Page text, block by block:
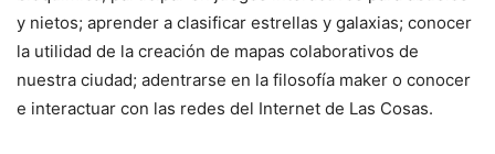
y nietos; aprender a clasificar estrellas y galaxias; conocer
la utilidad de la creación de mapas colaborativos de
nuestra ciudad; adentrarse en la filosofía maker o conocer
e interactuar con las redes del Internet de Las Cosas.